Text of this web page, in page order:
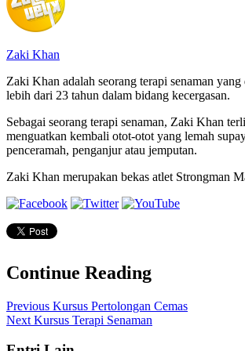
Zaki Khan
Zaki Khan adalah seorang terapi senaman
lebih dari 23 tahun dalam bidang kecergasan.
Sebagai seorang terapi senaman, Zaki Khan
menguatkan kembali otot-otot yang lemah
penceramah, penganjur atau jemputan.
Zaki Khan merupakan bekas atlet Strongman
Continue Reading
Previous Kursus Pertolongan Cemas
Next Kursus Terapi Senaman